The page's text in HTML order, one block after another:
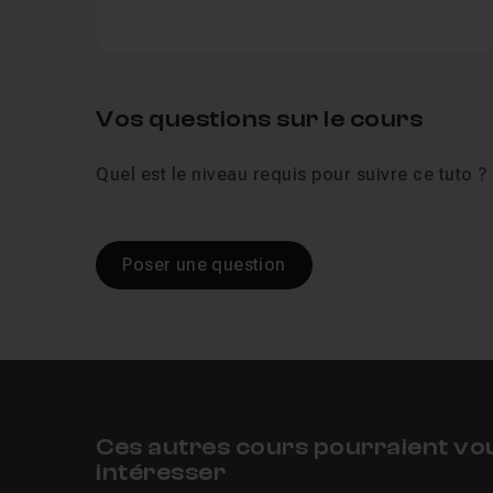
Vos questions sur le cours
Quel est le niveau requis pour suivre ce tuto ?
Poser une question
Ces autres cours pourraient
intéresser